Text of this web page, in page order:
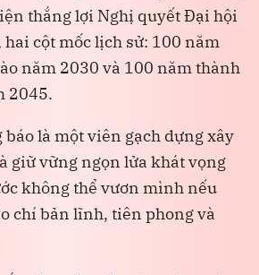
thắng lợi Nghị quyết Đại hội
cột mốc lịch sử: 100 năm
năm 2030 và 100 năm thành
2045.
là một viên gạch dựng xây
giữ vững ngọn lửa khát vọng
không thể vươn mình nếu
chí bản lĩnh, tiên phong và